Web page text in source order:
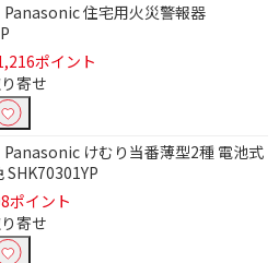
Panasonic 住宅用火災警報器
ポイント
寄せ
Panasonic けむり当番薄型2種 電池式
SHK70301YP
ポイント
寄せ